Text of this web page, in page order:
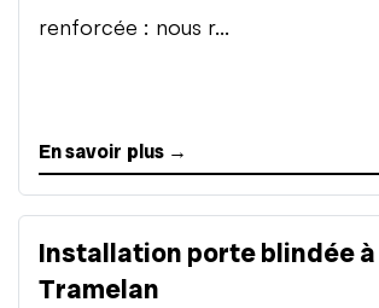
renforcée : nous r...
En savoir plus →
Installation porte blindée
Tramelan